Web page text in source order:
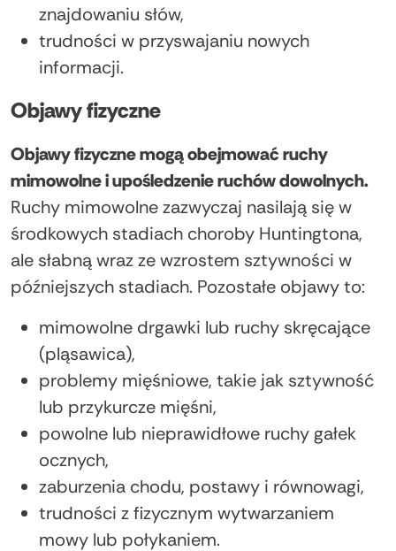
znajdowaniu słów,
trudności w przyswajaniu nowych
informacji.
Objawy fizyczne
Objawy fizyczne mogą obejmować ruchy
mimowolne i upośledzenie ruchów dowolnych.
Ruchy mimowolne zazwyczaj nasilają się w
środkowych stadiach choroby Huntingtona,
ale słabną wraz ze wzrostem sztywności w
późniejszych stadiach. Pozostałe objawy to:
mimowolne drgawki lub ruchy skręcające
(pląsawica),
problemy mięśniowe, takie jak sztywność
lub przykurcze mięśni,
powolne lub nieprawidłowe ruchy gałek
ocznych,
zaburzenia chodu, postawy i równowagi,
trudności z fizycznym wytwarzaniem
mowy lub połykaniem.